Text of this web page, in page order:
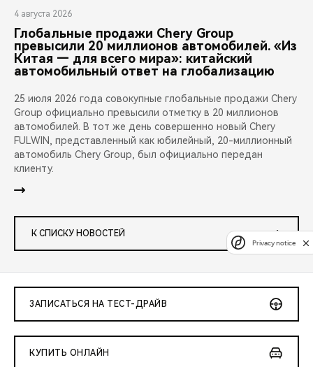
4 августа 2026
Глобальные продажи Chery Group
превысили 20 миллионов автомобилей. «Из
Китая — для всего мира»: китайский
автомобильный ответ на глобализацию
25 июля 2026 года совокупные глобальные продажи Chery
Group официально превысили отметку в 20 миллионов
автомобилей. В тот же день совершенно новый Chery
FULWIN, представленный как юбилейный, 20-миллионный
автомобиль Chery Group, был официально передан
клиенту.
К СПИСКУ НОВОСТЕЙ
ЗАПИСАТЬСЯ НА ТЕСТ-ДРАЙВ
КУПИТЬ ОНЛАЙН
Privacy notice